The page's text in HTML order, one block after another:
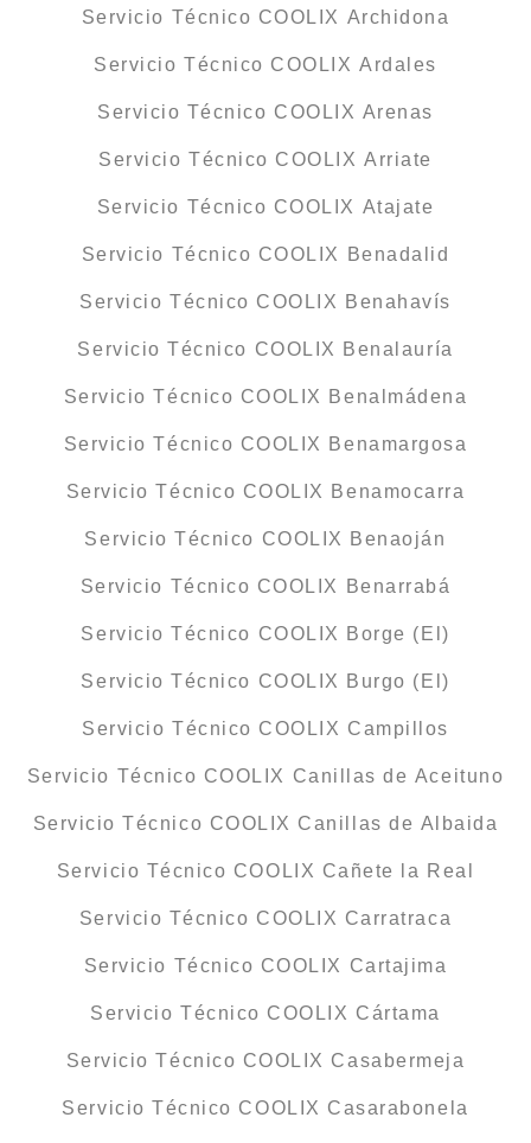
Servicio Técnico COOLIX Archidona
Servicio Técnico COOLIX Ardales
Servicio Técnico COOLIX Arenas
Servicio Técnico COOLIX Arriate
Servicio Técnico COOLIX Atajate
Servicio Técnico COOLIX Benadalid
Servicio Técnico COOLIX Benahavís
Servicio Técnico COOLIX Benalauría
Servicio Técnico COOLIX Benalmádena
Servicio Técnico COOLIX Benamargosa
Servicio Técnico COOLIX Benamocarra
Servicio Técnico COOLIX Benaoján
Servicio Técnico COOLIX Benarrabá
Servicio Técnico COOLIX Borge (El)
Servicio Técnico COOLIX Burgo (El)
Servicio Técnico COOLIX Campillos
Servicio Técnico COOLIX Canillas de Aceituno
Servicio Técnico COOLIX Canillas de Albaida
Servicio Técnico COOLIX Cañete la Real
Servicio Técnico COOLIX Carratraca
Servicio Técnico COOLIX Cartajima
Servicio Técnico COOLIX Cártama
Servicio Técnico COOLIX Casabermeja
Servicio Técnico COOLIX Casarabonela